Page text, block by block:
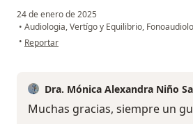
24 de enero de 2025
• Audiologia, Vertígo y Equilibrio,
• en opinión del usuario Andrea Cardona
Reportar
Dra. Mónica Alexandra Niño
Muchas gracias, siempre un